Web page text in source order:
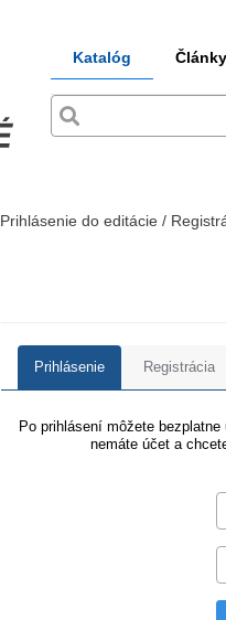
Katalóg Články
Prihlásenie do editácie /
Prihlásenie Registrácia
Po prihlásení môžete
nemáte účet a